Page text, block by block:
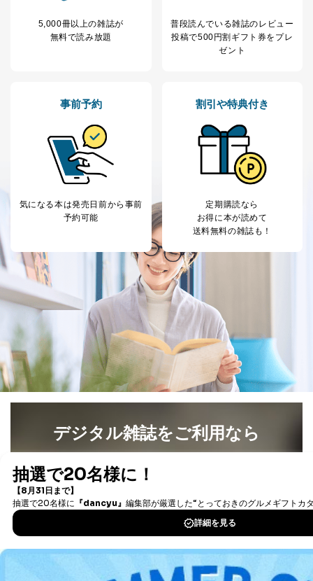
き。
公衆衛生の向上または児童の健全な育成の推進のため
に特に必要がある場合であって、本人の同意を得るこ
する必要がある場合であって、本人の同意を得ること
き。
上記２．の利用目的を実施するために守秘義務を結ん
だ企業に、業務の一部として個人情報の取扱いを委
託・提供する場合、その業務に必要な範囲で委託・提
供先企業に個人情報を開示することがあります。
委託・提供先企業は具体的には以下のような企業です
が、これらに限りません。
委託先：カスタマーサポート支援会社 、クレジッ
トカード決済などの決済代行・料金回収会社、広
告配信サービス会社
提供先：出版社、出版物発売元、卸売会社、販売
店など商品の供給者、梱包会社、配送会社、新聞
販売店などの梱包・配送・配達会社
４．開示対象個人情報の「開示」「訂正」等の請求につ
いて
当社は、本人から、開示対象個人情報について利用目的
の通知を求められた場合には、遅滞なくこれに応じま
す。ただし、以下①～④のいずれかに該当する場合は、
説明させていただきます。
①利用目的を本人に通知し、又は公表することによって
害するおそれがある場合
②利用目的を本人に通知し、又は公表することによって
当該事業者の権利又は正当な利益を害するおそれがある
場合
③国の機関又は地方公共団体が法令の定める事務を遂行
することに対して協力する必要がある場合であって、利
用目的を本人に通知し、又は公表することによって当該
事務の遂行に支障を及ぼすおそれがあるとき
④開示対象個人情報の利用目的が明らかな場合
5,000冊以上の雑誌が
無料で読み放題
普段読んでいる雑誌のレビュー
投稿で500円割ギフト券をプレ
ゼント
事前予約
気になる本は発売日前から事前
予約可能
割引や特典付き
定期購読なら
お得に本が読めて
送料無料の雑誌も！
デジタル雑誌をご利用なら
書籍）が無料で読み放題！
DOWNLOAD FOR IOS
DOWNLOAD FOR ANDROID